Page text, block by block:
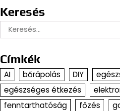
Keresés
Keresés:
Címkék
AI bőrápolás DIY
egészséges étkezés
fenntarthatóság
főzés